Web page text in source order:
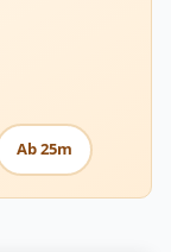
Ab 25m